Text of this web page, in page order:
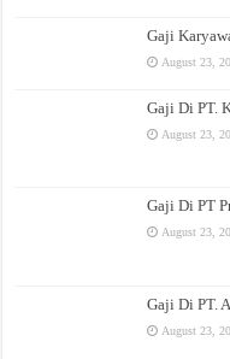
Gaji
August 23,
Gaji Di PT.
August 23,
Gaji Di PT
August 23,
Gaji Di PT.
August 23,